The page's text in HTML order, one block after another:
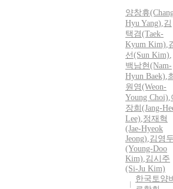
high. Soil
salinity
increased
cultivation of
summer crop.
However, corn
was not
by salt
The fresh
of GMC at
incorporation
time was
kg ha-1.
of total
was 3.09% and
양창휴
Hyu Yang),김
택겸(Taek-
Kyum Kim),
선(Sun Kim),
백남현(Nam-
Hyun Baek),
원영(Weon-
Young Choi),
장희(Jang-
Lee),정재혁
(Jae-Hyeok
Jeong),김영
(Young-Doo
Kim),김시주
(Si-Ju Kim)
한국토양